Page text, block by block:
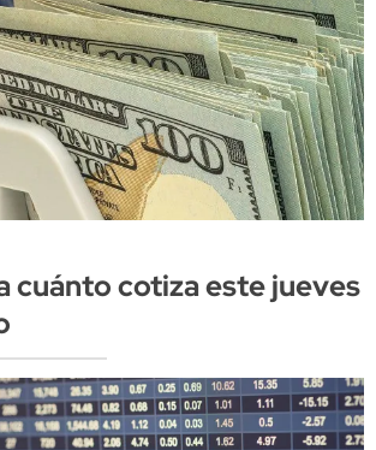
cuánto cotiza este jueves